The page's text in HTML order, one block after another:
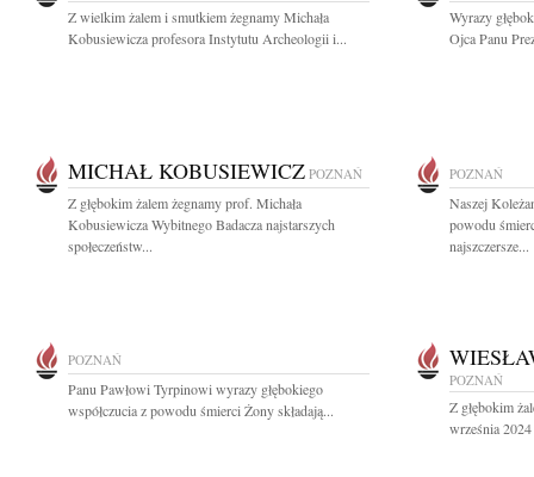
Z wielkim żalem i smutkiem żegnamy Michała
Kobusiewicza profesora Instytutu Archeologii i...
Wyrazy
Ojca Panu
MICHAŁ KOBUSIEWICZ POZNAŃ
Z głębokim żalem żegnamy prof. Michała
Kobusiewicza Wybitnego Badacza najstarszych
społeczeństw...
POZNAŃ
Naszej
powodu
najszczersze...
POZNAŃ
Panu Pawłowi Tyrpinowi wyrazy głębokiego
współczucia z powodu śmierci Żony składają...
POZNAŃ
Z głębokim
września